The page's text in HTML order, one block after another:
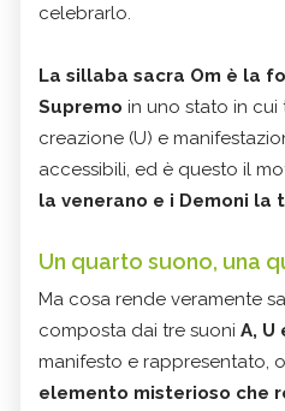
celebrarlo.
La sillaba sacra Om è la
Supremo in uno stato in cui
creazione (U) e
accessibili, ed è questo il
la venerano e i Demoni la
Un quarto suono, una
Ma cosa rende veramente
composta dai tre suoni A, U
manifesto e rappresentato,
elemento misterioso che